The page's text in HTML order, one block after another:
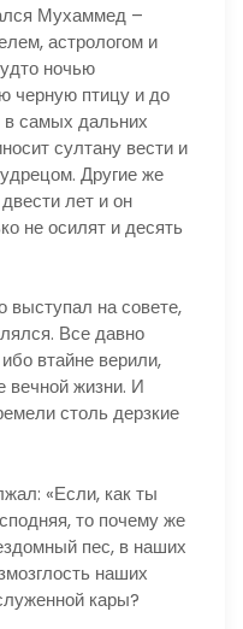
Мухаммед –
астрологом и
ночью
черную птицу и до
в самых дальних
султану вести и
Другие же
лет и он
не осилят и десять
на совете,
Все давно
втайне верили,
вечной жизни. И
столь дерзкие
«Если, как ты
то почему же
пес, в наших
наших
кары?